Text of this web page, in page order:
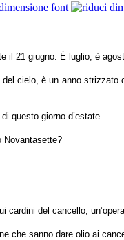
font
il 21 giugno. È luglio, è
del cielo, è un anno
questo giorno d’estate.
Novantasette?
cardini del cancello,
che sanno dare olio ai